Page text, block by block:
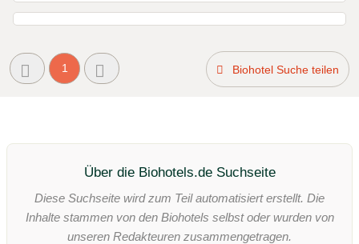
1 Biohotel Suche teilen
Über die Biohotels.de Suchseite
Diese Suchseite wird zum Teil automatisiert erstellt. Die
Inhalte stammen von den Biohotels selbst oder wurden von
unseren Redakteuren zusammengetragen.